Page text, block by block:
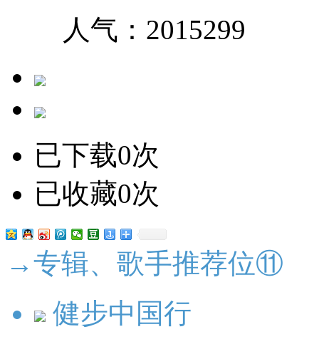
人气： 2015299
已下载0次
已收藏0次
→专辑、歌手推荐位⑪
健步中国行